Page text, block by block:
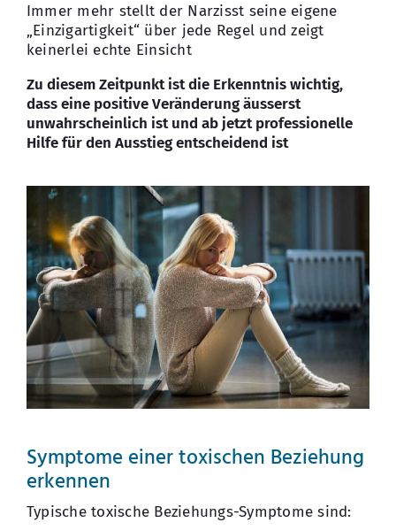
Immer mehr stellt der Narzisst seine eigene
„Einzigartigkeit“ über jede Regel und zeigt
keinerlei echte Einsicht
Zu diesem Zeitpunkt ist die Erkenntnis wichtig,
dass eine positive Veränderung äusserst
unwahrscheinlich ist und ab jetzt professionelle
Hilfe für den Ausstieg entscheidend ist
Symptome einer toxischen Beziehung
erkennen
Typische toxische Beziehungs-Symptome sind: